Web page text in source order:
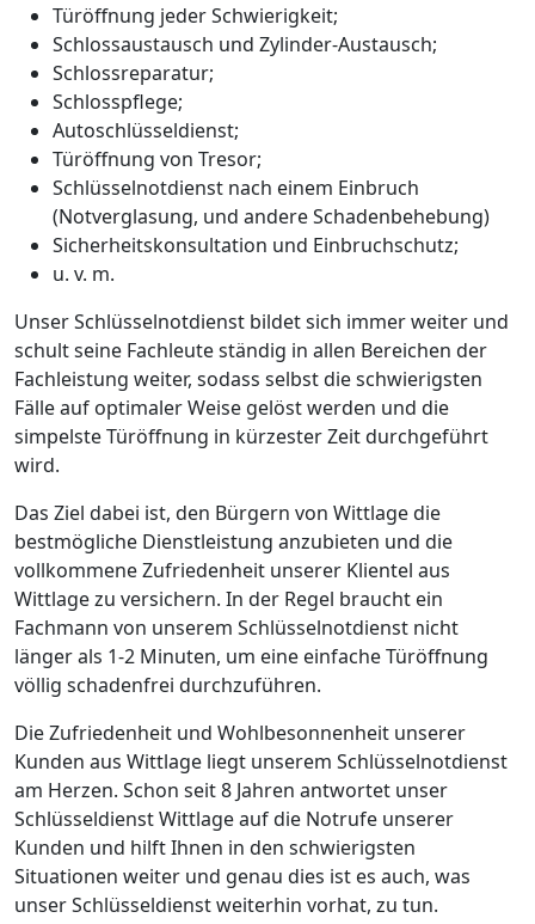
Türöffnung jeder Schwierigkeit;
Schlossaustausch und Zylinder-Austausch;
Schlossreparatur;
Schlosspflege;
Autoschlüsseldienst;
Türöffnung von Tresor;
Schlüsselnotdienst nach einem Einbruch
(Notverglasung, und andere Schadenbehebung)
Sicherheitskonsultation und Einbruchschutz;
u. v. m.
Unser Schlüsselnotdienst bildet sich immer weiter und
schult seine Fachleute ständig in allen Bereichen der
Fachleistung weiter, sodass selbst die schwierigsten
Fälle auf optimaler Weise gelöst werden und die
simpelste Türöffnung in kürzester Zeit durchgeführt
wird.
Das Ziel dabei ist, den Bürgern von Wittlage die
bestmögliche Dienstleistung anzubieten und die
vollkommene Zufriedenheit unserer Klientel aus
Wittlage zu versichern. In der Regel braucht ein
Fachmann von unserem Schlüsselnotdienst nicht
länger als 1-2 Minuten, um eine einfache Türöffnung
völlig schadenfrei durchzuführen.
Die Zufriedenheit und Wohlbesonnenheit unserer
Kunden aus Wittlage liegt unserem Schlüsselnotdienst
am Herzen. Schon seit 8 Jahren antwortet unser
Schlüsseldienst Wittlage auf die Notrufe unserer
Kunden und hilft Ihnen in den schwierigsten
Situationen weiter und genau dies ist es auch, was
unser Schlüsseldienst weiterhin vorhat, zu tun.